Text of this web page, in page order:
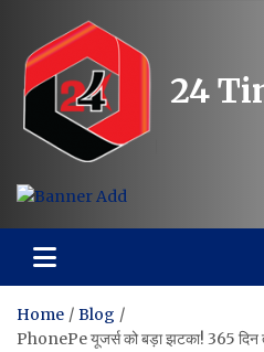
24
Home
Blog
PhonePe यूजर्स को बड़ा झटका! 365 दिन